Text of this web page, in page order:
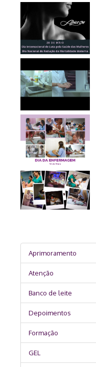
Aprimoramento
Atenção
Banco de leite
Depoimentos
Formação
GEL